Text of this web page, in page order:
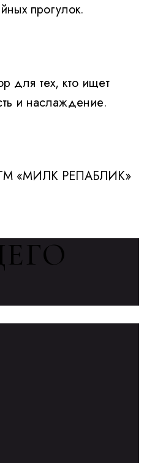
прогулок.
для тех, кто ищет
и наслаждение.
ТМ «МИЛК РЕПАБЛИК»